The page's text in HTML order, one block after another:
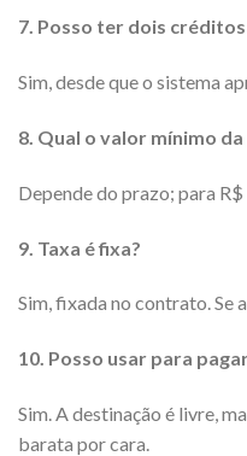
7. Posso ter dois
Sim, desde que o sistema
8. Qual o valor mínimo
Depende do prazo; para
9. Taxa é fixa?
Sim, fixada no contrato. Se
10. Posso usar para
Sim. A destinação é livre,
barata por cara.